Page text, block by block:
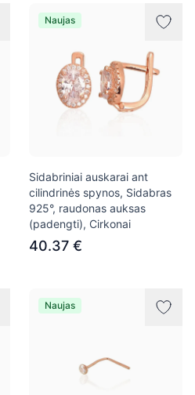
Naujas
Sidabriniai auskarai ant
cilindrinės spynos, Sidabras
925°, raudonas auksas
(padengti), Cirkonai
40.37 €
Naujas